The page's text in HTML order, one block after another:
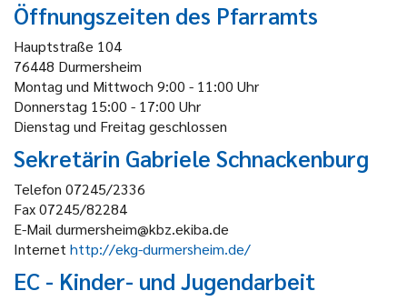
Öffnungszeiten des Pfarramts
Hauptstraße 104
76448 Durmersheim
Montag und Mittwoch 9:00 - 11:00 Uhr
Donnerstag 15:00 - 17:00 Uhr
Dienstag und Freitag geschlossen
Sekretärin Gabriele Schnackenburg
Telefon 07245/2336
Fax 07245/82284
E-Mail durmersheim@kbz.ekiba.de
Internet http://ekg-durmersheim.de/
EC - Kinder- und Jugendarbeit